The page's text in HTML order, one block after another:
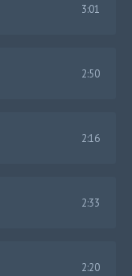
3:01
2:50
2:16
2:33
2:20